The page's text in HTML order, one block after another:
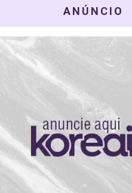
ANÚNCIO